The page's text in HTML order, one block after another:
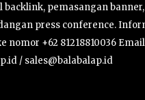
backlink, pemasangan
press conference.
nomor +62 81218810036
/ sales@balabalap.id